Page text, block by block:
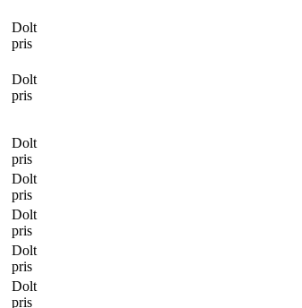
Dolt
pris
Dolt
pris
Dolt
pris
Dolt
pris
Dolt
pris
Dolt
pris
Dolt
pris